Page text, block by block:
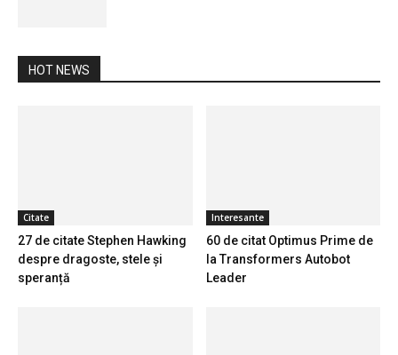
HOT NEWS
Citate
27 de citate Stephen Hawking
despre dragoste, stele și
speranță
Interesante
60 de citat Optimus Prime de
la Transformers Autobot
Leader